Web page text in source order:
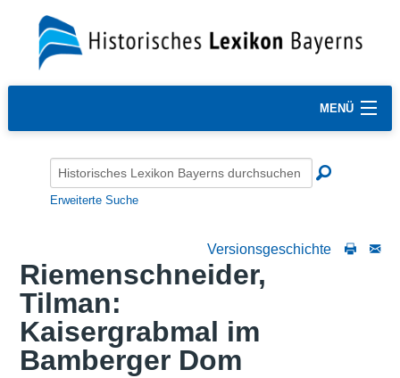
MENÜ
Erweiterte Suche
Versionsgeschichte
Riemenschneider,
Tilman:
Kaisergrabmal im
Bamberger Dom